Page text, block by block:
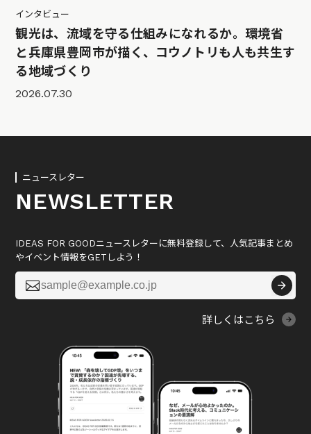
インタビュー
観光は、流域を守る仕組みになれるか。環境省
と兵庫県豊岡市が描く、コウノトリも人も共生す
る地域づくり
2026.07.30
ニュースレター
NEWSLETTER
IDEAS FOR GOODニュースレターに無料登録して、人気記事まとめ
やイベント情報をGETしよう！

詳しくはこちら